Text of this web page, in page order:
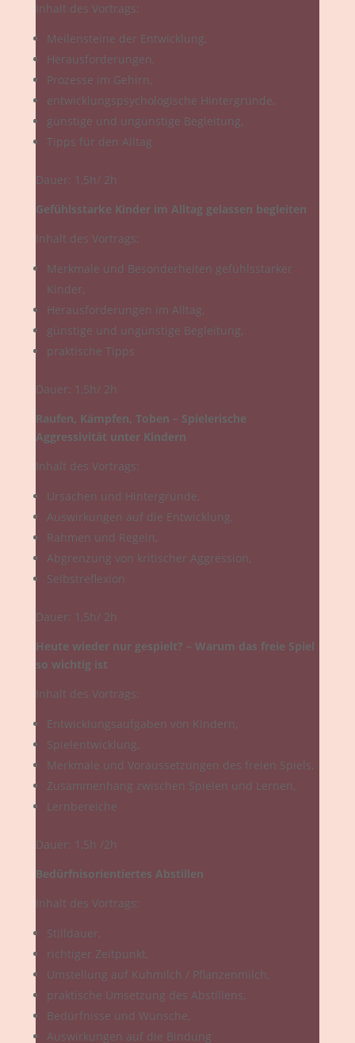
Inhalt des Vortrags:
Meilensteine der Entwicklung,
Herausforderungen,
Prozesse im Gehirn,
entwicklungspsychologische Hintergründe,
günstige und ungünstige Begleitung,
Tipps für den Alltag
Dauer: 1,5h/ 2h
Gefühlsstarke Kinder im Alltag gelassen begleiten
Inhalt des Vortrags:
Merkmale und Besonderheiten gefühlsstarker
Kinder,
Herausforderungen im Alltag,
günstige und ungünstige Begleitung,
praktische Tipps
Dauer: 1,5h/ 2h
Raufen, Kämpfen, Toben – Spielerische
Aggressivität unter Kindern
Inhalt des Vortrags:
Ursachen und Hintergründe,
Auswirkungen auf die Entwicklung,
Rahmen und Regeln,
Abgrenzung von kritischer Aggression,
Selbstreflexion
Dauer: 1,5h/ 2h
Heute wieder nur gespielt? – Warum das freie Spiel
so wichtig ist
Inhalt des Vortrags:
Entwicklungsaufgaben von Kindern,
Spielentwicklung,
Merkmale und Voraussetzungen des freien Spiels,
Zusammenhang zwischen Spielen und Lernen,
Lernbereiche
Dauer: 1,5h /2h
Bedürfnisorientiertes Abstillen
Inhalt des Vortrags:
Stilldauer,
richtiger Zeitpunkt,
Umstellung auf Kuhmilch / Pflanzenmilch,
praktische Umsetzung des Abstillens,
Bedürfnisse und Wünsche,
Auswirkungen auf die Bindung